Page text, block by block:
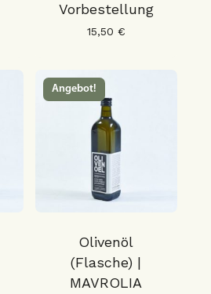
Vorbestellung
15,50 €
Angebot!
Olivenöl
(Flasche) |
MAVROLIA